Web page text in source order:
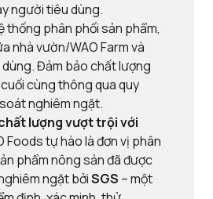
người tiêu dùng.
thống phân phối sản phẩm,
nhà vườn/WAO Farm và
Đảm bảo chất lượng
cùng thông qua quy
nghiêm ngặt.
lượng vượt trội với
Foods tự hào là đơn vị phân
phẩm nông sản đã được
ngặt bởiSGS – một